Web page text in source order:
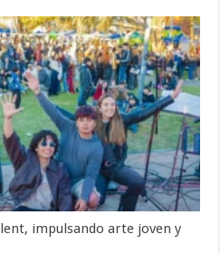
impulsando arte joven y